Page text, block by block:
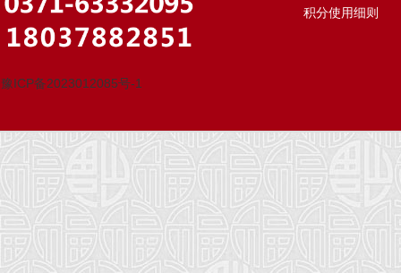
豫ICP备2023012085号-1
积分使用细则